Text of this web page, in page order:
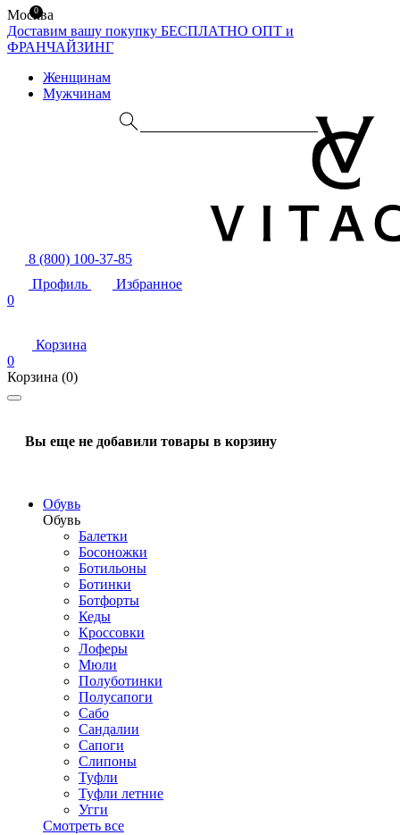
Москва
Доставим вашу покупку БЕСПЛАТНО ОПТ и
ФРАНЧАЙЗИНГ
Женщинам
Мужчинам
8 (800) 100-37-85
Профиль
Избранное
0
Корзина
0
Корзина (0)
Вы еще не добавили товары в корзину
Обувь
Обувь
Балетки
Босоножки
Ботильоны
Ботинки
Ботфорты
Кеды
Кроссовки
Лоферы
Мюли
Полуботинки
Полусапоги
Сабо
Сандалии
Сапоги
Слипоны
Туфли
Туфли летние
Угги
Смотреть все
0